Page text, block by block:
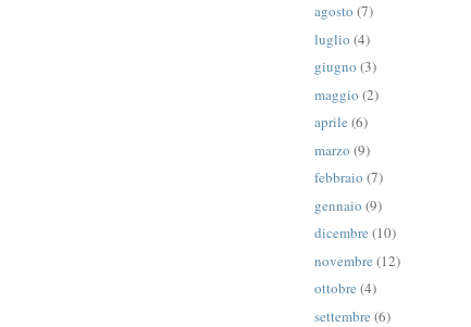
agosto (7)
luglio (4)
giugno (3)
maggio (2)
aprile (6)
marzo (9)
febbraio (7)
gennaio (9)
dicembre (10)
novembre (12)
ottobre (4)
settembre (6)